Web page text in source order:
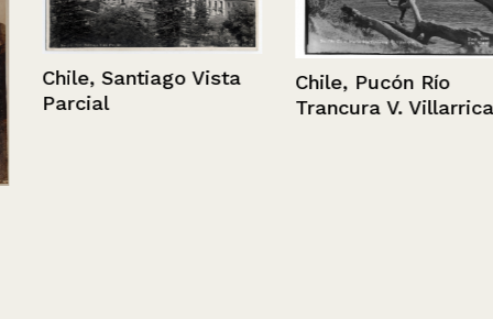
Chile, Santiago Vista
Parcial
Chile, Pucón Río
Trancura V. Villarrica